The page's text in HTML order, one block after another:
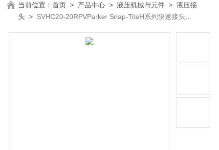
当前位置：首页 > 产品中心 >液压机械与元件 >液压接
头 > SVHC20-20RPVParker Snap-TiteH系列快速接头